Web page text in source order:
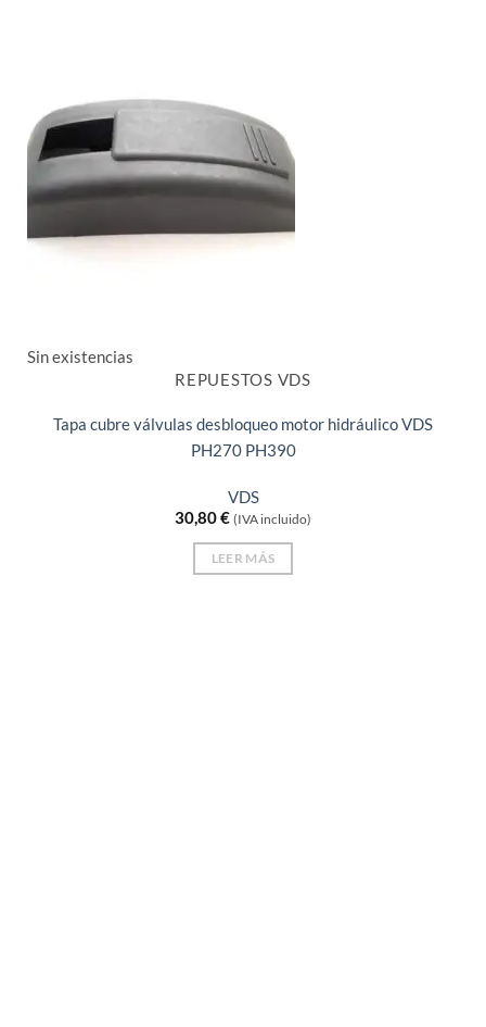
Sin existencias
REPUESTOS VDS
Tapa cubre válvulas desbloqueo motor hidráulico VDS
PH270 PH390
VDS
30,80€ (IVA incluido)
LEER MÁS